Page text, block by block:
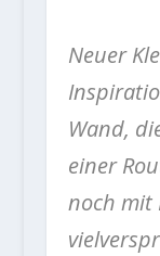
Neuer
Wand,
einer
noch mit